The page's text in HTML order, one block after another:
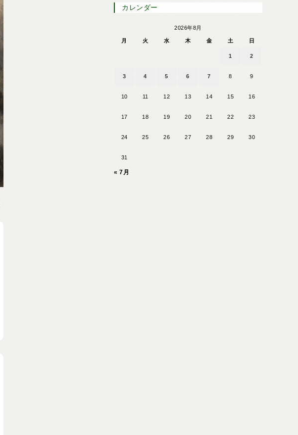
カレンダー
2026年8月
月 火 水 木 金 土 日
1 2
3 4 5 6 7 8 9
10 11 12 13 14 15 16
17 18 19 20 21 22 23
24 25 26 27 28 29 30
31
« 7月